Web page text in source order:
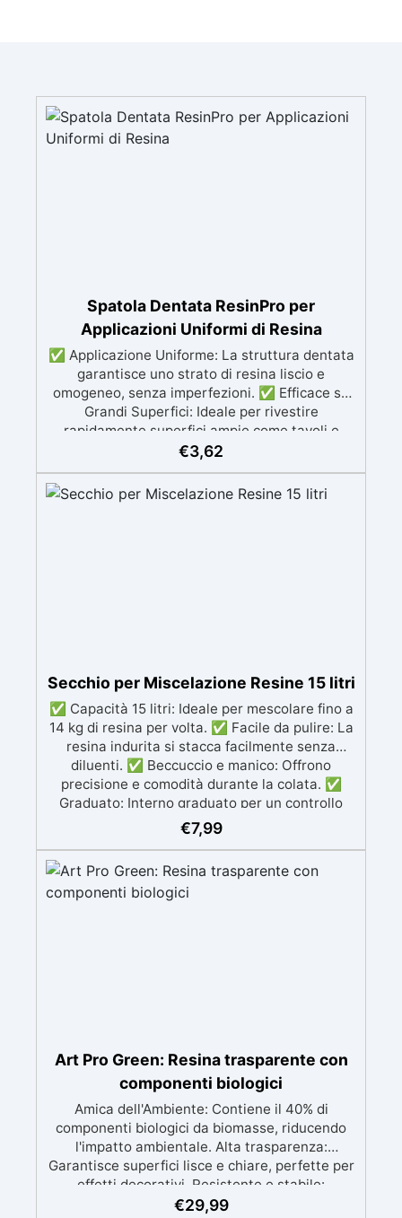
Spatola Dentata ResinPro per
Applicazioni Uniformi di Resina
✅ Applicazione Uniforme: La struttura dentata
garantisce uno strato di resina liscio e
omogeneo, senza imperfezioni. ✅ Efficace su
Grandi Superfici: Ideale per rivestire
rapidamente superfici ampie come tavoli e
vassoi, raggiungendo ogni angolo. ✅ Riduzione
una finitura finale perfetta e professionale. ✅
Perfetta per Resine Autolivellanti: Ottimale per
€3,62
Secchio per Miscelazione Resine 15 litri
✅ Capacità 15 litri: Ideale per mescolare fino a
14 kg di resina per volta. ✅ Facile da pulire: La
resina indurita si stacca facilmente senza
diluenti. ✅ Beccuccio e manico: Offrono
precisione e comodità durante la colata. ✅
Graduato: Interno graduato per un controllo
rapido delle quantità. ✅ Resistente e
affidabile: Materiale resistente alla corrosione,
contaminazioni.
€7,99
Art Pro Green: Resina trasparente con
componenti biologici
Amica dell'Ambiente: Contiene il 40% di
componenti biologici da biomasse, riducendo
l'impatto ambientale. Alta trasparenza:
Garantisce superfici lisce e chiare, perfette per
effetti decorativi. Resistente e stabile:
Protezione dai raggi UV, dall'umidità e con
€29,99